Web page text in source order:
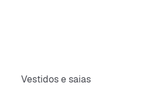
Vestidos e saias